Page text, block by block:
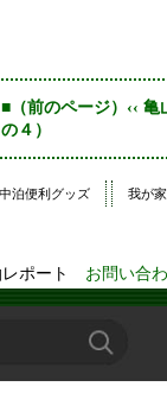
■（前のページ）‹‹
の４）
泊便利グッズ 我が
レポート お問い合